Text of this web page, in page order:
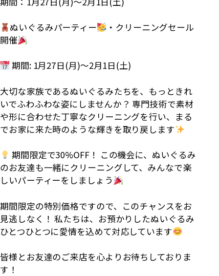
ぬいぐるみパーティー
・クリーニングセール
開催
期間: 1月27日(月)〜2月1日(土)
大切な家族であるぬいぐるみたちを、もっときれ
いでふわふわな姿にしませんか？ 専門技術で素材
や形に合わせた丁寧なクリーニングを行い、まる
でお家に来た時のような輝きを取り戻します
期間限定で30%OFF！ この機会に、ぬいぐるみ
のお友達も一緒にクリーニングして、みんなで楽
しいパーティーをしましょう
期間限定の特別価格ですので、このチャンスをお
見逃しなく！ 私たちは、お預かりしたぬいぐるみ
ひとつひとつに愛情を込めて対応しています
皆様とお友達のご来店を心よりお待ちしておりま
す！